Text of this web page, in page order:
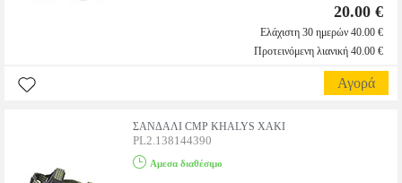
20.00 €
Ελάχιστη 30 ημερών 40.00 €
Προτεινόμενη λιανική 40.00 €
Αγορά
ΣΑΝΔΑΛΙ CMP KHALYS ΧΑΚΙ
PL2.138144390
Αμεσα διαθέσιμο